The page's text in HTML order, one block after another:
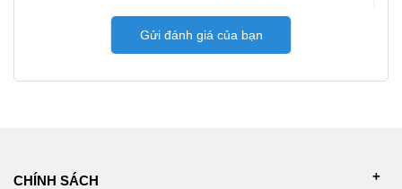
Gửi đánh giá của bạn
CHÍNH SÁCH